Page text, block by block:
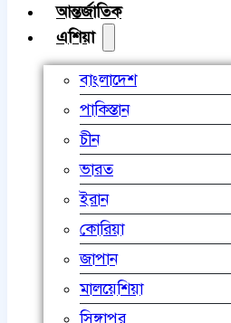
আন্তর্জাতিক
এশিয়া
বাংলাদেশ
পাকিস্তান
চীন
ভারত
ইরান
কোরিয়া
জাপান
মালয়েশিয়া
সিঙ্গাপুর